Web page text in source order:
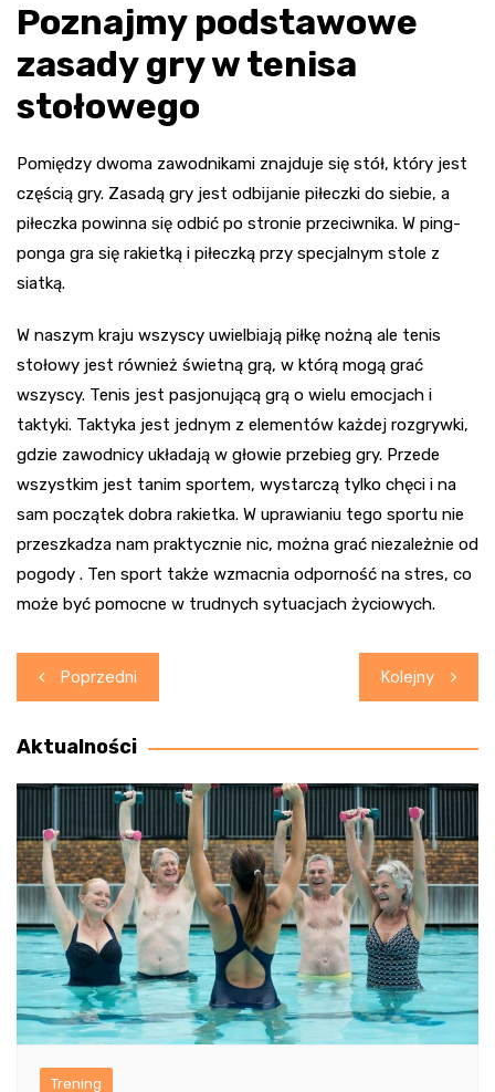
Poznajmy podstawowe
zasady gry w tenisa
stołowego
Pomiędzy dwoma zawodnikami znajduje się stół, który jest
częścią gry. Zasadą gry jest odbijanie piłeczki do siebie, a
piłeczka powinna się odbić po stronie przeciwnika. W ping-
ponga gra się rakietką i piłeczką przy specjalnym stole z
siatką.
W naszym kraju wszyscy uwielbiają piłkę nożną ale tenis
stołowy jest również świetną grą, w którą mogą grać
wszyscy. Tenis jest pasjonującą grą o wielu emocjach i
taktyki. Taktyka jest jednym z elementów każdej rozgrywki,
gdzie zawodnicy układają w głowie przebieg gry. Przede
wszystkim jest tanim sportem, wystarczą tylko chęci i na
sam początek dobra rakietka. W uprawianiu tego sportu nie
przeszkadza nam praktycznie nic, można grać niezależnie od
pogody . Ten sport także wzmacnia odporność na stres, co
może być pomocne w trudnych sytuacjach życiowych.
Nawigacja
wpisu
Poprzedni Kolejny
Aktualności
Trening